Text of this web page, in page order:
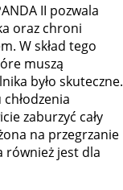
II pozwala
oraz chroni
W skład tego
muszą
było skuteczne.
zaburzyć cały
na przegrzanie
również jest dla